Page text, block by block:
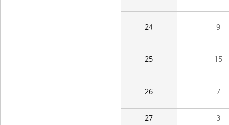
24 9
25 15
26 7
27 3